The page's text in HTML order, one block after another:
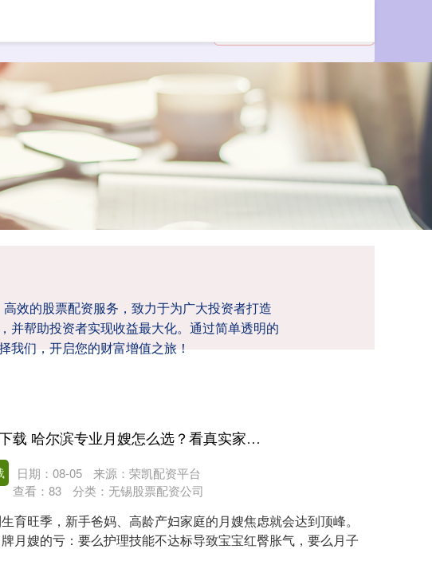
效的股票配资服务，致力于为广大投资者打造
并帮助投资者实现收益最大化。通过简单透明的
们，开启您的财富增值之旅！
牛津配资APP下载 哈尔滨专业月嫂怎么选？看真实家庭的靠谱选择
日期：08-05
来源：荣凯配资平台
查看： 83 分类： 无锡股票配资公司
育旺季，新手爸妈、高龄产妇家庭的月嫂焦虑就会达到顶峰。
月嫂的亏：要么护理技能不达标导致宝宝红臀胀气，要么月子